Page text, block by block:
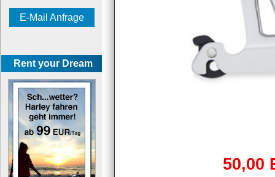
E-Mail Anfrage
Rent your Dream
50,00